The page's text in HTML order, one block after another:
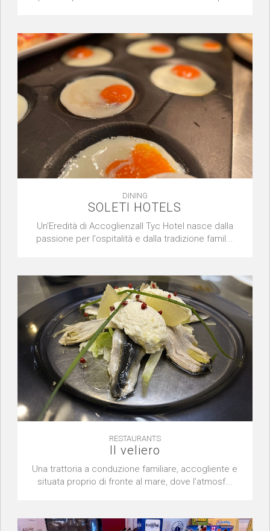
DINING
SOLETI HOTELS
Un’Eredità di AccoglienzaIl Tyc Hotel nasce dalla
passione per l'ospitalità e dalla tradizione famil...
RESTAURANTS
Il veliero
Una trattoria a conduzione familiare, accogliente e
situata proprio di fronte al mare, dove l’atmosf...